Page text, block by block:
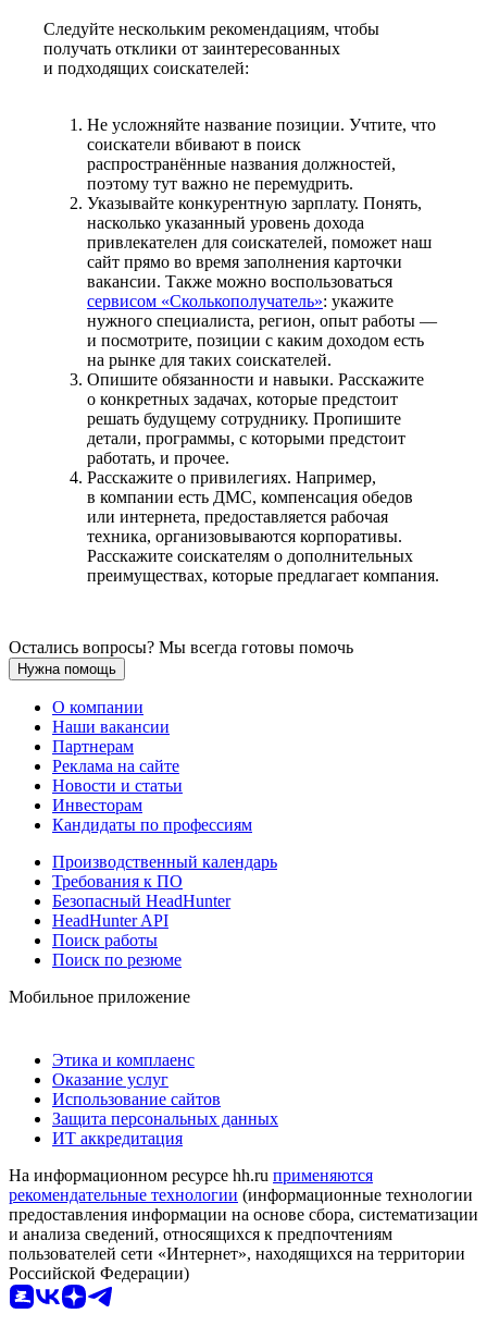
Следуйте нескольким рекомендациям, чтобы
получать отклики от заинтересованных
и подходящих соискателей:
Не усложняйте название позиции. Учтите, что
соискатели вбивают в поиск
распространённые названия должностей,
поэтому тут важно не перемудрить.
Указывайте конкурентную зарплату. Понять,
насколько указанный уровень дохода
привлекателен для соискателей, поможет наш
сайт прямо во время заполнения карточки
вакансии. Также можно воспользоваться
сервисом «Сколькополучатель»: укажите
нужного специалиста, регион, опыт работы —
и посмотрите, позиции с каким доходом есть
на рынке для таких соискателей.
Опишите обязанности и навыки. Расскажите
о конкретных задачах, которые предстоит
решать будущему сотруднику. Пропишите
детали, программы, с которыми предстоит
работать, и прочее.
Расскажите о привилегиях. Например,
в компании есть ДМС, компенсация обедов
или интернета, предоставляется рабочая
техника, организовываются корпоративы.
Расскажите соискателям о дополнительных
преимуществах, которые предлагает компания.
Остались вопросы? Мы всегда готовы помочь
Нужна помощь
О компании
Наши вакансии
Партнерам
Реклама на сайте
Новости и статьи
Инвесторам
Кандидаты по профессиям
Производственный календарь
Требования к ПО
Безопасный HeadHunter
HeadHunter API
Поиск работы
Поиск по резюме
Мобильное приложение
Этика и комплаенс
Оказание услуг
Использование сайтов
Защита персональных данных
ИТ аккредитация
На информационном ресурсе hh.ru применяются
рекомендательные технологии (информационные технологии
предоставления информации на основе сбора, систематизации
и анализа сведений, относящихся к предпочтениям
пользователей сети «Интернет», находящихся на территории
Российской Федерации)